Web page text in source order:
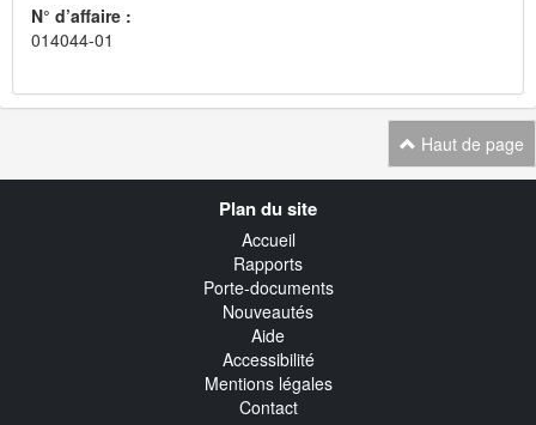
N° d’affaire :
014044-01
Haut de page
Plan du site
Accueil
Rapports
Porte-documents
Nouveautés
Aide
Accessibilité
Mentions légales
Contact